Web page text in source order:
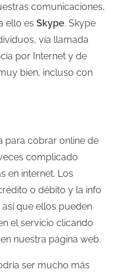
comunicaciones,
ello es Skype. Skype
vía llamada
por Internet y de
bien, incluso con
para cobrar online de
complicado
en internet. Los
o débito y la info
que ellos pueden
el servicio clicando
nuestra página web.
ser mucho más